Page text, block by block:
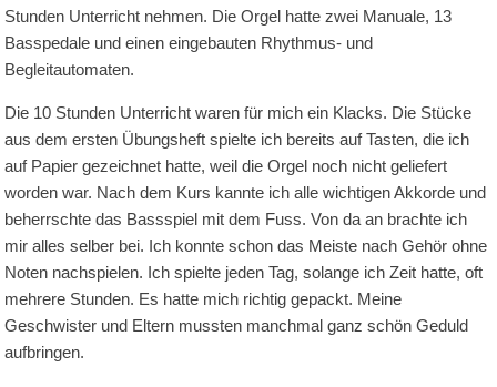
Stunden Unterricht nehmen. Die Orgel hatte zwei Manuale, 13
Basspedale und einen eingebauten Rhythmus- und
Begleitautomaten.
Die 10 Stunden Unterricht waren für mich ein Klacks. Die Stücke
aus dem ersten Übungsheft spielte ich bereits auf Tasten, die ich
auf Papier gezeichnet hatte, weil die Orgel noch nicht geliefert
worden war. Nach dem Kurs kannte ich alle wichtigen Akkorde und
beherrschte das Bassspiel mit dem Fuss. Von da an brachte ich
mir alles selber bei. Ich konnte schon das Meiste nach Gehör ohne
Noten nachspielen. Ich spielte jeden Tag, solange ich Zeit hatte, oft
mehrere Stunden. Es hatte mich richtig gepackt. Meine
Geschwister und Eltern mussten manchmal ganz schön Geduld
aufbringen.